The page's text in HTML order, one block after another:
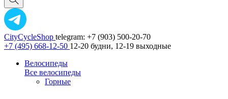
CityCycleShop telegram: +7 (903) 500-20-70
+7 (495) 668-12-50 12-20 будни, 12-19 выходные
Велосипеды
Все велосипеды
Горные